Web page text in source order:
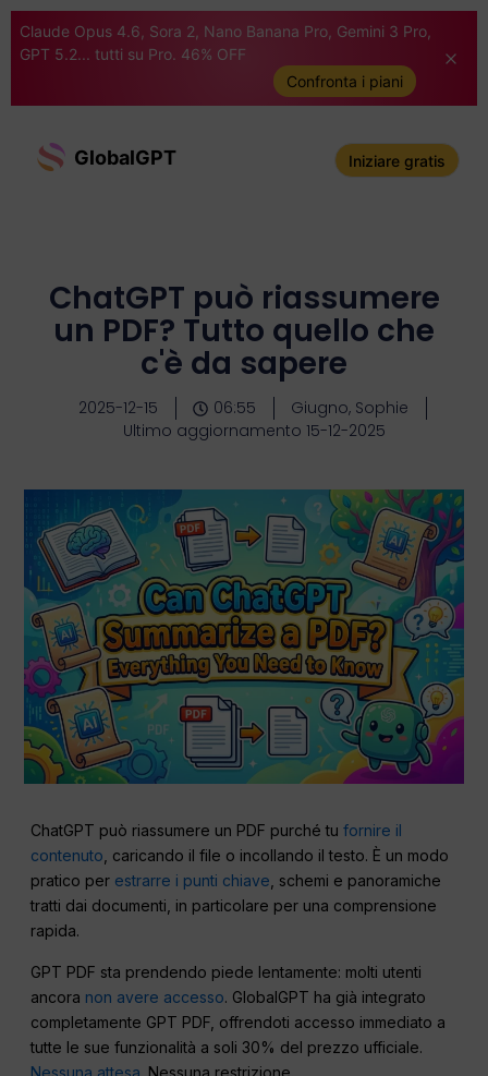
Claude Opus 4.6, Sora 2, Nano Banana Pro, Gemini 3 Pro,
GPT 5.2... tutti su Pro. 46% OFF
Confronta i piani
GlobalGPT Iniziare gratis
ChatGPT può riassumere
un PDF? Tutto quello che
c'è da sapere
2025-12-15 06:55
Giugno, Sophie
Ultimo aggiornamento 15-12-2025
ChatGPT può riassumere un PDF purché tufornire il
contenuto , caricando il file o incollando il testo. È un modo
pratico per estrarre i punti chiave , schemi e panoramiche
tratti dai documenti, in particolare per una comprensione
rapida.
GPT PDF sta prendendo piede lentamente: molti utenti
ancora non avere accesso. GlobalGPT ha già integrato
completamente GPT PDF, offrendoti accesso immediato a
tutte le sue funzionalità a soli 30% del prezzo ufficiale.
Nessuna attesa. Nessuna restrizione.